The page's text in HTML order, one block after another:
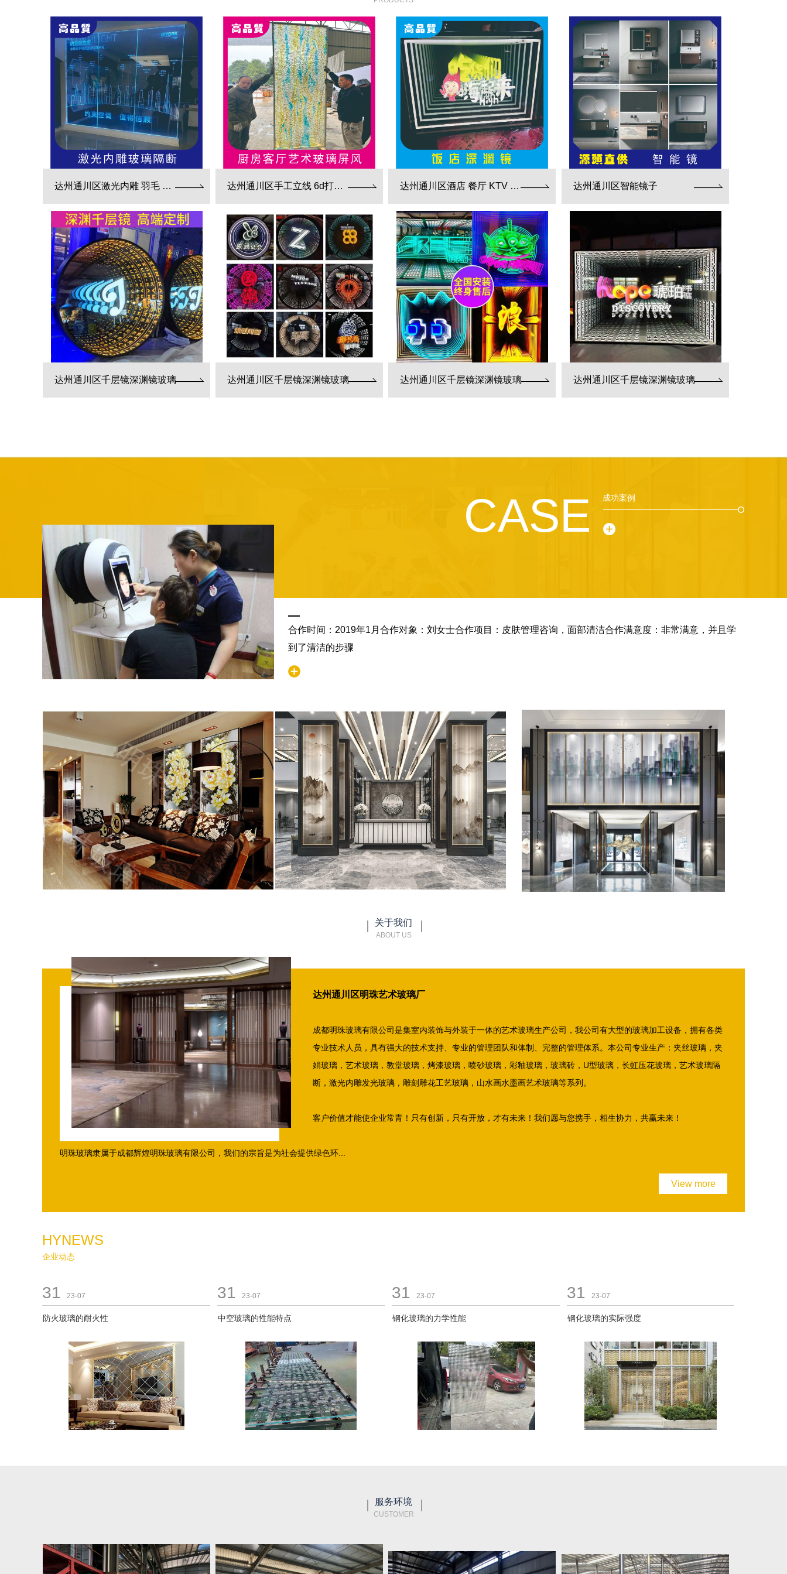
达州通川区激光内雕 羽毛 电路板 3d效果展现 达州通川区手工立线 6d打印 藤编夹胶 新款 厂家直销 达州通川区酒店 餐厅 KTV 深渊镜彩色跑马灯 达州通川区智能镜子
达州通川区千层镜深渊镜玻璃 达州通川区千层镜深渊镜玻璃 达州通川区千层镜深渊镜玻璃 达州通川区千层镜深渊镜玻璃
成功案例
CASE
合作时间：2019年1月合作对象：刘女士合作项目：皮肤管理咨询，面部清洁合作满意度：非常满意，并且学
到了清洁的步骤
关于我们
ABOUT US
达州通川区明珠艺术玻璃厂
成都明珠玻璃有限公司是集室内装饰与外装于一体的艺术玻璃生产公司，我公司有大型的玻璃加工设备，拥有各类
专业技术人员，具有强大的技术支持、专业的管理团队和体制、完整的管理体系。本公司专业生产：夹丝玻璃，夹
娟玻璃，艺术玻璃，教堂玻璃，烤漆玻璃，喷砂玻璃，彩釉玻璃，玻璃砖，U型玻璃，长虹压花玻璃，艺术玻璃隔
断，激光内雕发光玻璃，雕刻雕花工艺玻璃，山水画水墨画艺术玻璃等系列。
客户价值才能使企业常青！只有创新，只有开放，才有未来！我们愿与您携手，相生协力，共赢未来！
明珠玻璃隶属于成都辉煌明珠玻璃有限公司，我们的宗旨是为社会提供绿色环...
View more
HYNEWS
企业动态
31 23-07
防火玻璃的耐火性
31 23-07
中空玻璃的性能特点
31 23-07
钢化玻璃的力学性能
31 23-07
钢化玻璃的实际强度
服务环境
CUSTOMER